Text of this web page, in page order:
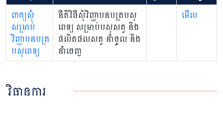
ពាក្យសុំ
សម្រាប់
វិញ្ញាបនបត្រ
បសុពេទ្យ
នីតិវិធីសុំវិញ្ញាបនបត្របសុ
ពេទ្យ សម្រាប់បសុសត្វ និង
ផលិតផលសត្វ នាំចូល និង
នាំចេញ
មើល
វិធានការ